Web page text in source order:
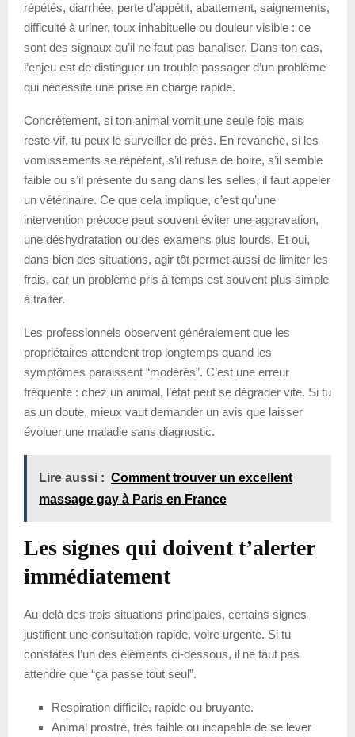
répétés, diarrhée, perte d’appétit, abattement, saignements,
difficulté à uriner, toux inhabituelle ou douleur visible : ce
sont des signaux qu’il ne faut pas banaliser. Dans ton cas,
l’enjeu est de distinguer un trouble passager d’un problème
qui nécessite une prise en charge rapide.
Concrètement, si ton animal vomit une seule fois mais
reste vif, tu peux le surveiller de près. En revanche, si les
vomissements se répètent, s’il refuse de boire, s’il semble
faible ou s’il présente du sang dans les selles, il faut appeler
un vétérinaire. Ce que cela implique, c’est qu’une
intervention précoce peut souvent éviter une aggravation,
une déshydratation ou des examens plus lourds. Et oui,
dans bien des situations, agir tôt permet aussi de limiter les
frais, car un problème pris à temps est souvent plus simple
à traiter.
Les professionnels observent généralement que les
propriétaires attendent trop longtemps quand les
symptômes paraissent “modérés”. C’est une erreur
fréquente : chez un animal, l’état peut se dégrader vite. Si tu
as un doute, mieux vaut demander un avis que laisser
évoluer une maladie sans diagnostic.
Lire aussi : Comment trouver un excellent
massage gay à Paris en France
Les signes qui doivent t’alerter
immédiatement
Au-delà des trois situations principales, certains signes
justifient une consultation rapide, voire urgente. Si tu
constates l’un des éléments ci-dessous, il ne faut pas
attendre que “ça passe tout seul”.
Respiration difficile, rapide ou bruyante.
Animal prostré, très faible ou incapable de se lever